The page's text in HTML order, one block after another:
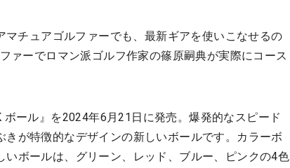
チュアゴルファーでも、最新ギアを使いこなせるの
ァーでロマン派ゴルフ作家の篠原嗣典が実際にコース
ボール』を2024年6月21日に発売。爆発的なスピード
が特徴的なデザインの新しいボールです。カラーボ
ボールは、グリーン、レッド、ブルー、ピンクの4色